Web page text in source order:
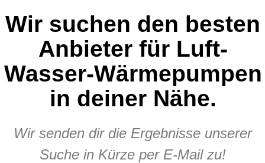
Wir suchen den besten
Anbieter für Luft-
Wasser-Wärmepumpen
in deiner Nähe.
Wir senden dir die Ergebnisse unserer
Suche in Kürze per E-Mail zu!